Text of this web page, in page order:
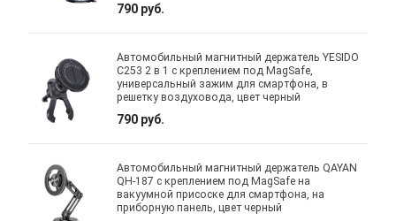
790 руб.
Автомобильный магнитный держатель YESIDO
C253 2 в 1 с креплением под MagSafe,
универсальный зажим для смартфона, в
решетку воздуховода, цвет черный
790 руб.
Автомобильный магнитный держатель QAYAN
QH-187 с креплением под MagSafe на
вакуумной присоске для смартфона, на
приборную панель, цвет черный